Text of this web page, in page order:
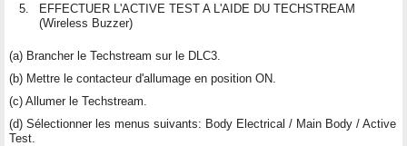
5.
EFFECTUER L'ACTIVE TEST A L'AIDE DU TECHSTREAM
(Wireless Buzzer)
(a) Brancher le Techstream sur le DLC3.
(b) Mettre le contacteur d'allumage en position ON.
(c) Allumer le Techstream.
(d) Sélectionner les menus suivants: Body Electrical / Main Body / Active
Test.